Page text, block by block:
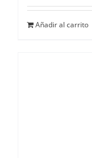
Añadir al carrito